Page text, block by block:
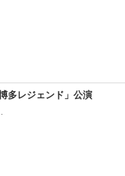
多レジェンド」公演